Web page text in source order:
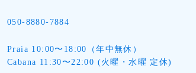
050-8880-7884
Praia 10:00〜18:00（年中無休）
Cabana 11:30〜22:00 (火曜・水曜 定休)